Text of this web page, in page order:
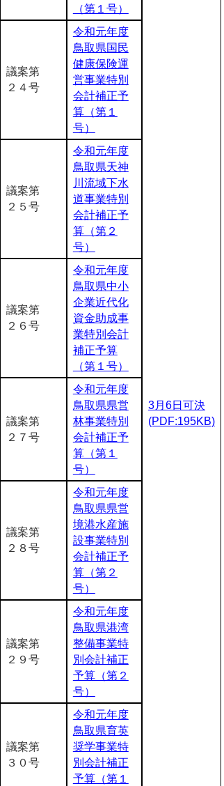
3月6日可決
(PDF:195KB)
（第１号）
議案第
２４号
令和元年度
鳥取県国民
健康保険運
営事業特別
会計補正予
算（第１
号）
議案第
２５号
令和元年度
鳥取県天神
川流域下水
道事業特別
会計補正予
算（第２
号）
議案第
２６号
令和元年度
鳥取県中小
企業近代化
資金助成事
業特別会計
補正予算
（第１号）
議案第
２７号
令和元年度
鳥取県県営
林事業特別
会計補正予
算（第１
号）
議案第
２８号
令和元年度
鳥取県県営
境港水産施
設事業特別
会計補正予
算（第２
号）
議案第
２９号
令和元年度
鳥取県港湾
整備事業特
別会計補正
予算（第２
号）
議案第
３０号
令和元年度
鳥取県育英
奨学事業特
別会計補正
予算（第１